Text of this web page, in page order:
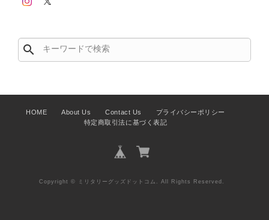
search
HOME About Us Contact Us
プライバシーポリシー
特定商取引法に基づく表記
Copyright © ミリタリーグッズドットコム. All Rights Reserved.